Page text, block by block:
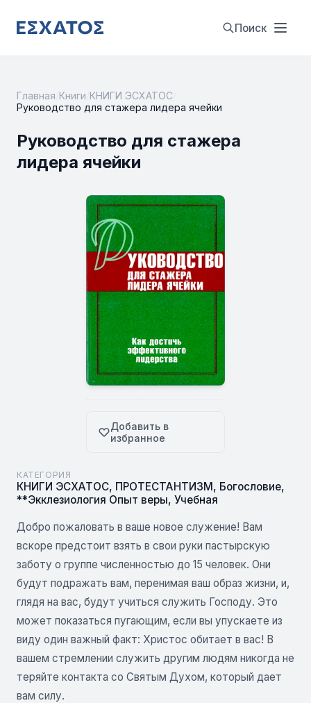
Поиск
Главная Книги КНИГИ ЭСХАТОС
Руководство для стажера лидера ячейки
Руководство для стажера
лидера ячейки
Добавить в
избранное
КАТЕГОРИЯ
КНИГИ ЭСХАТОС, ПРОТЕСТАНТИЗМ, Богословие,
**Экклезиология Опыт веры, Учебная
Добро пожаловать в ваше новое служение! Вам
вскоре предстоит взять в свои руки пастырскую
заботу о группе численностью до 15 человек. Они
будут подражать вам, перенимая ваш образ жизни, и,
глядя на вас, будут учиться служить Господу. Это
может показаться пугающим, если вы упускаете из
виду один важный факт: Христос обитает в вас! В
вашем стремлении служить другим людям никогда не
теряйте контакта со Святым Духом, который дает
вам силу.